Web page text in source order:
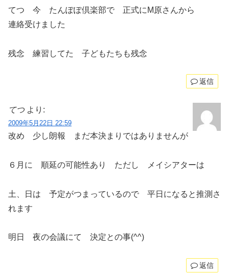
てつ 今 たんぽぽ倶楽部で 正式にM原さんから
連絡受けました
残念 練習してた 子どもたちも残念
返信
てつ より:
2009年5月22日 22:59
改め 少し朗報 まだ本決まりではありませんが
６月に 順延の可能性あり ただし メイシアターは
土、日は 予定がつまっているので 平日になると推測さ
れます
明日 夜の会議にて 決定との事(^^)
返信